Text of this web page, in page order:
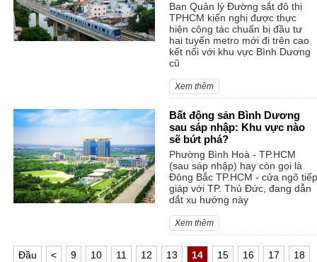
Ban Quản lý Đường sắt đô thị
TPHCM kiến nghị được thực
hiện công tác chuẩn bị đầu tư
hai tuyến metro mới đi trên cao
kết nối với khu vực Bình Dương
cũ
Xem thêm
Bất động sản Bình Dương
sau sáp nhập: Khu vực nào
sẽ bứt phá?
Phường Bình Hoà - TP.HCM
(sau sáp nhập) hay còn gọi là
Đông Bắc TP.HCM - cửa ngõ tiếp
giáp với TP. Thủ Đức, đang dẫn
dắt xu hướng này
Xem thêm
Ðầu < 9 10 11 12 13 14 15 16 17
18